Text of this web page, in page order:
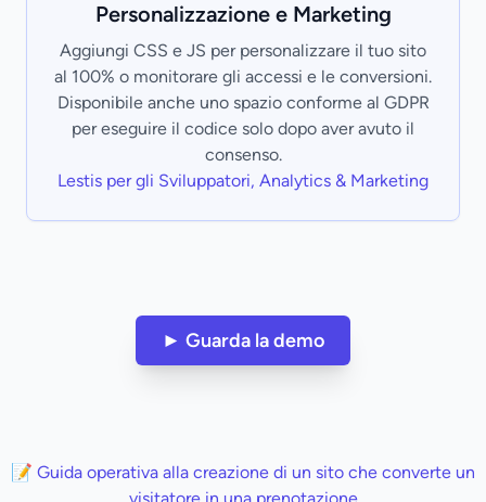
Personalizzazione e Marketing
Aggiungi CSS e JS per personalizzare il tuo sito
al 100% o monitorare gli accessi e le conversioni.
Disponibile anche uno spazio conforme al GDPR
per eseguire il codice solo dopo aver avuto il
consenso.
Lestis per gli Sviluppatori, Analytics & Marketing
► Guarda la demo
📝 Guida operativa alla creazione di un sito che converte un